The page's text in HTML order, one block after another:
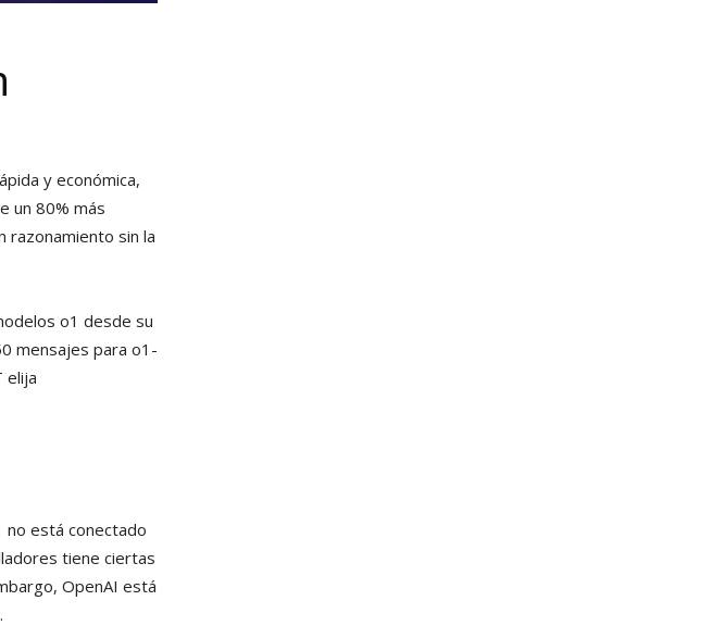
y económica,
un 80% más
razonamiento sin la
o1 desde su
mensajes para o1-
elija
no está conectado
tiene ciertas
OpenAI está